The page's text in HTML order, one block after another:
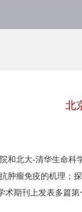
北
和北大-清华生命
肿瘤免疫的机理；
术期刊上发表多篇